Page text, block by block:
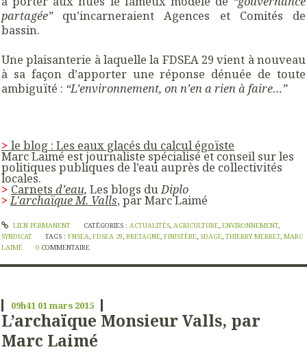
partagée”qu’incarneraient Agences et Comités de
bassin.
Une plaisanterie à laquelle la FDSEA 29 vient à nouveau
à sa façon d’apporter une réponse dénuée de toute
ambiguïté : “L’environnement, on n’en a rien à faire…”
> le blog : Les eaux glacés du calcul égoïste
Marc Laimé est journaliste spécialisé et conseil sur les
politiques publiques de l’eau auprès de collectivités
locales.
> Carnets d’eau, Les blogs duDiplo
> L'archaïque M. Valls, par Marc Laimé
LIEN PERMANENT CATÉGORIES : ACTUALITÉS, AGRICULTURE, ENVIRONNEMENT,
SYNDICAT
TAGS : FNSEA, FDSEA 29, BRETAGNE, FINISTÈRE, SDAGE, THIERRY MERRET, MARC
LAIMÉ
0 COMMENTAIRE
09h41 01mars 2015
L’archaïque Monsieur Valls, par
Marc Laimé